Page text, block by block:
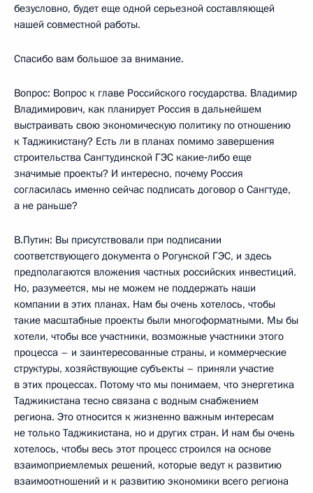
безусловно, будет еще одной серьезной составляющей
нашей совместной работы.
Спасибо вам большое за внимание.
Вопрос: Вопрос к главе Российского государства. Владимир
Владимирович, как планирует Россия в дальнейшем
выстраивать свою экономическую политику по отношению
к Таджикистану? Есть ли в планах помимо завершения
строительства Сангтудинской ГЭС какие‑либо еще
значимые проекты? И интересно, почему Россия
согласилась именно сейчас подписать договор о Сангтуде,
а не раньше?
В.Путин: Вы присутствовали при подписании
соответствующего документа о Рогунской ГЭС, и здесь
предполагаются вложения частных российских инвестиций.
Но, разумеется, мы не можем не поддержать наши
компании в этих планах. Нам бы очень хотелось, чтобы
такие масштабные проекты были многоформатными. Мы бы
хотели, чтобы все участники, возможные участники этого
процесса – и заинтересованные страны, и коммерческие
структуры, хозяйствующие субъекты – приняли участие
в этих процессах. Потому что мы понимаем, что энергетика
Таджикистана тесно связана с водным снабжением
региона. Это относится к жизненно важным интересам
не только Таджикистана, но и других стран. И нам бы очень
хотелось, чтобы весь этот процесс строился на основе
взаимоприемлемых решений, которые ведут к развитию
взаимоотношений и к развитию экономики всего региона